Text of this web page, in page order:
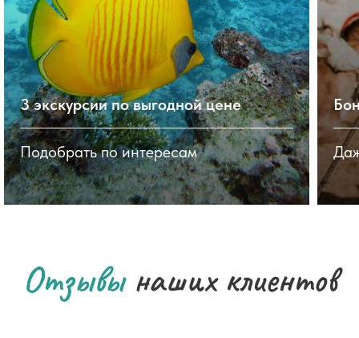
3 экскурсии по выгодной цене
Подобрать по интересам
Отзывынаших клиентов